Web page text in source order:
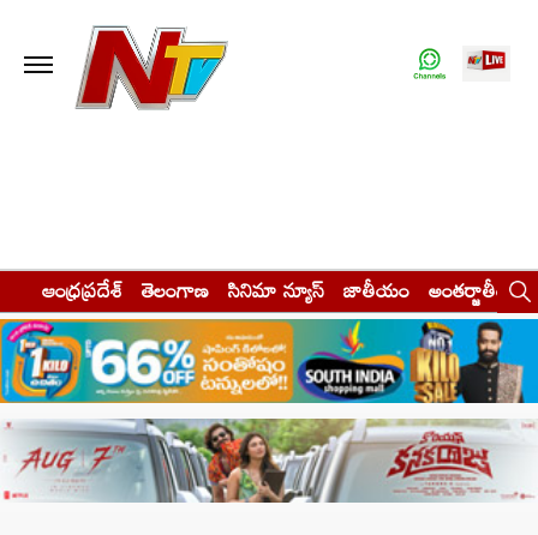
ఆంధ్రప్రదేశ్ తెలంగాణ సినిమా న్యూస్ జాతీయం అంతర్జాతీయం